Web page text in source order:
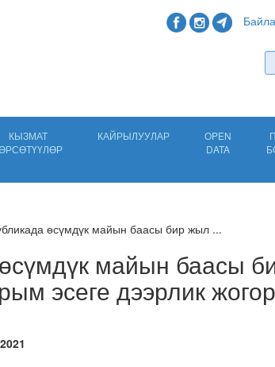
КЫЗМАТ
КАЙРЫЛУУЛАР
OPEN
DATA
өсүмдүк майын баасы бир жыл ...
майын баасы
эсеге дээрлик